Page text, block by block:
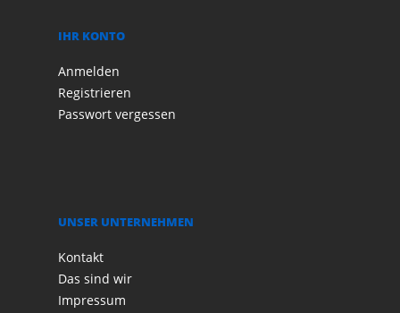
IHR KONTO
Anmelden
Registrieren
Passwort vergessen
UNSER UNTERNEHMEN
Kontakt
Das sind wir
Impressum